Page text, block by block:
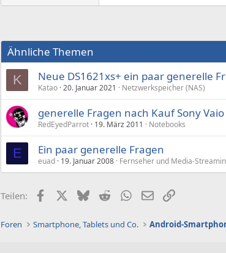
Ähnliche Themen
K Neue DS1621xs+ ein paar generelle
Katao 20. Januar 2021 Netzwerkspeicher (NAS)
generelle Fragen nach Kauf Sony Vaio
RedEyedParrot 19. März 2011 Notebooks
E Ein paar generelle Fragen
euad 19. Januar 2008 Fernseher und Media-
Teilen: FacebookX (Twitter)
BlueskyRedditWhatsApp
E-MailLink
Foren Smartphone, Tablets und Co. Android-